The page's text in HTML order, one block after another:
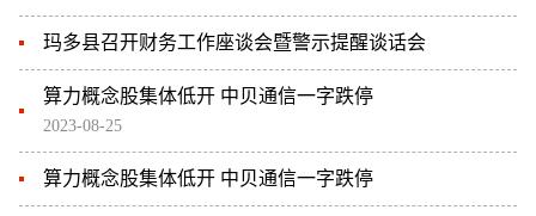
玛多县召开财务工作座谈会暨警示提醒谈话会
算力概念股集体低开 中贝通信一字跌停
2023-08-25
算力概念股集体低开 中贝通信一字跌停